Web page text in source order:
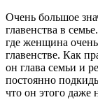
Очень большое
главенства в
где женщина
главенстве. Как
он глава семьи и
постоянно
что он этого даже